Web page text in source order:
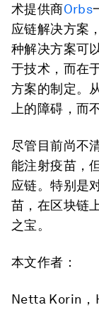
术提供商Orbs
应链解决方案
种解决方案可
于技术，而在
方案的制定。
上的障碍，而
尽管目前尚不
能注射疫苗，
应链。特别是
苗，在区块链
之宝。
本文作者：
Netta Korin，